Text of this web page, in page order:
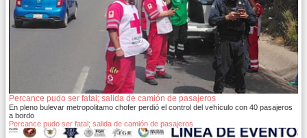
Percance pudo ser fatal; salida de camión de pasajeros
En pleno bulevar metropolitamo chofer perdió el control del vehículo con 40 pasajeros
a bordo
Percance pudo ser fatal; salida de camión de pasajeros